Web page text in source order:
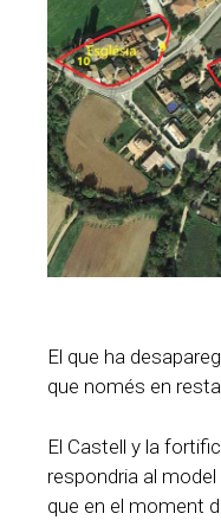
El que ha
que només en
El Castell y la
respondria al model
que en el moment